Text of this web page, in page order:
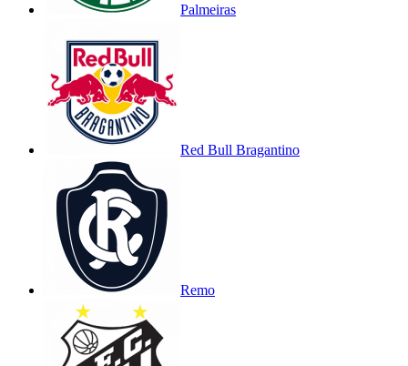
Palmeiras
Red Bull Bragantino
Remo